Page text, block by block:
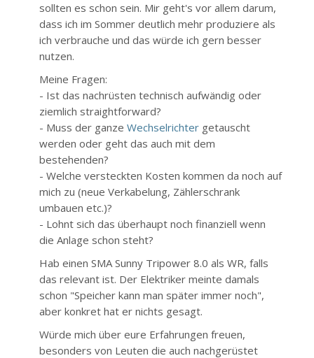
sollten es schon sein. Mir geht's vor allem darum,
dass ich im Sommer deutlich mehr produziere als
ich verbrauche und das würde ich gern besser
nutzen.
Meine Fragen:
- Ist das nachrüsten technisch aufwändig oder
ziemlich straightforward?
- Muss der ganze Wechselrichtergetauscht
werden oder geht das auch mit dem
bestehenden?
- Welche versteckten Kosten kommen da noch auf
mich zu (neue Verkabelung, Zählerschrank
umbauen etc.)?
- Lohnt sich das überhaupt noch finanziell wenn
die Anlage schon steht?
Hab einen SMA Sunny Tripower 8.0 als WR, falls
das relevant ist. Der Elektriker meinte damals
schon "Speicher kann man später immer noch",
aber konkret hat er nichts gesagt.
Würde mich über eure Erfahrungen freuen,
besonders von Leuten die auch nachgerüstet